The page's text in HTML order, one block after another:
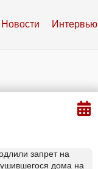
Новости Интервью